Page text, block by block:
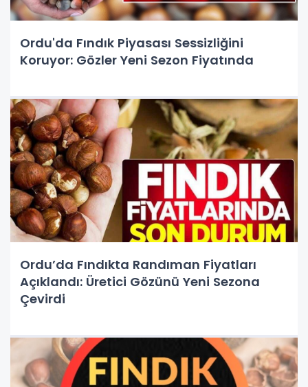
Ordu'da Fındık Piyasası Sessizliğini
Koruyor: Gözler Yeni Sezon Fiyatında
Ordu’da Fındıkta Randıman Fiyatları
Açıklandı: Üretici Gözünü Yeni Sezona
Çevirdi